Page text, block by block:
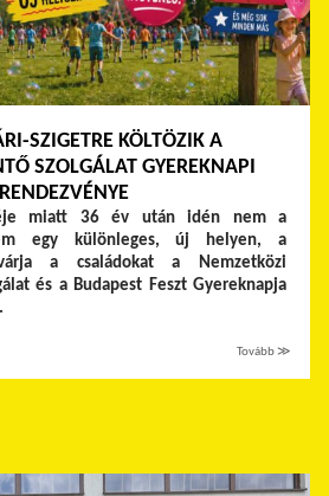
SZIGETRE KÖLTÖZIK A
SZOLGÁLAT GYEREKNAPI
RENDEZVÉNYE
miatt 36 év után idén nem a
egy különleges, új helyen, a
várja a családokat a Nemzetközi
és a Budapest Feszt Gyereknapja
Tovább ≫